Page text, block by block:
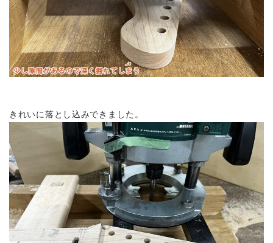
きれいに落とし込みできました。